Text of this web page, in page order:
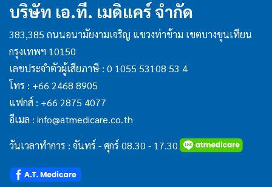
บริษัท เอ.ที. เมดิแคร์ จำกัด
383,385 ถนนอนามัยงามเจริญ แขวงท่าข้าม เขตบางขุนเทียน
กรุงเทพฯ 10150
เลขประจำตัวผู้เสียภาษี : 0 1055 53108 53 4
โทร : +66 2468 8905
แฟกส์ : +66 2875 4077
อีเมล : info@atmedicare.co.th
วันเวลาทำการ : จันทร์ - ศุกร์ 08.30 - 17.30